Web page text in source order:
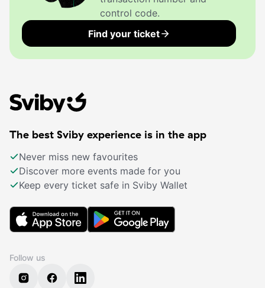
control code.
Find your ticket
The best Sviby experience is in the app
Never miss new favourites
Discover more events made for you
Keep every ticket safe in Sviby Wallet
Follow us